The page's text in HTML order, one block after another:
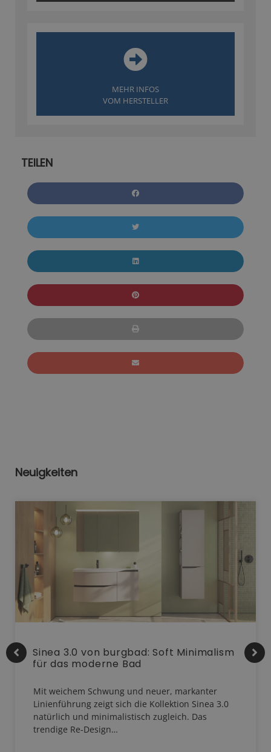
MEHR INFOS
VOM HERSTELLER
TEILEN
Neuigkeiten
Sinea 3.0 von burgbad: Soft Minimalism
für das moderne Bad
Mit weichem Schwung und neuer, markanter
Linienführung zeigt sich die Kollektion Sinea 3.0
natürlich und minimalistisch zugleich. Das
trendige Re-Design…